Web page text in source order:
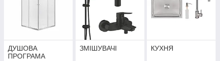
ДУШОВА
ПРОГРАМА
ЗМІШУВАЧІ КУХНЯ